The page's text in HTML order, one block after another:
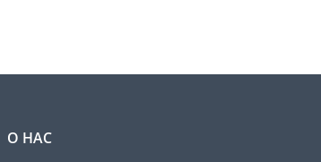
О НАС